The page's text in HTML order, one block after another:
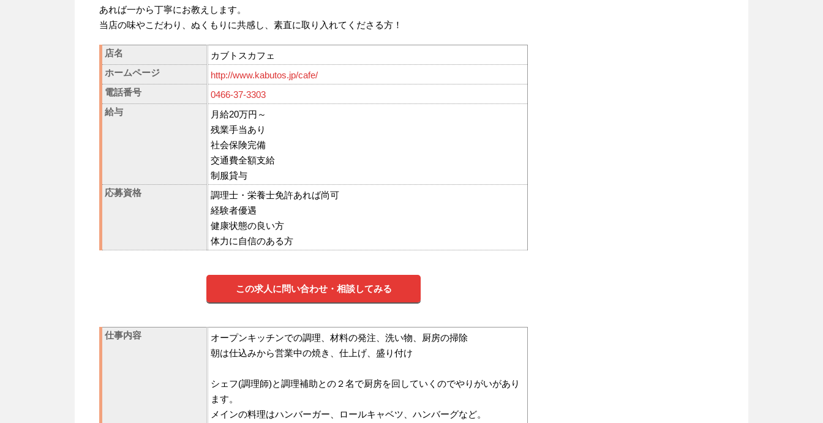
あれば一から丁寧にお教えします。
当店の味やこだわり、ぬくもりに共感し、素直に取り入れてくださる方！
店名
カブトスカフェ
ホームページ
http://www.kabutos.jp/cafe/
電話番号
0466-37-3303
給与
月給20万円～
残業手当あり
社会保険完備
交通費全額支給
制服貸与
応募資格
調理士・栄養士免許あれば尚可
経験者優遇
健康状態の良い方
体力に自信のある方
この求人に問い合わせ・相談してみる
仕事内容
オープンキッチンでの調理、材料の発注、洗い物、厨房の掃除
朝は仕込みから営業中の焼き、仕上げ、盛り付け
シェフ(調理師)と調理補助との２名で厨房を回していくのでやりがいがあり
ます。
メインの料理はハンバーガー、ロールキャベツ、ハンバーグなど。